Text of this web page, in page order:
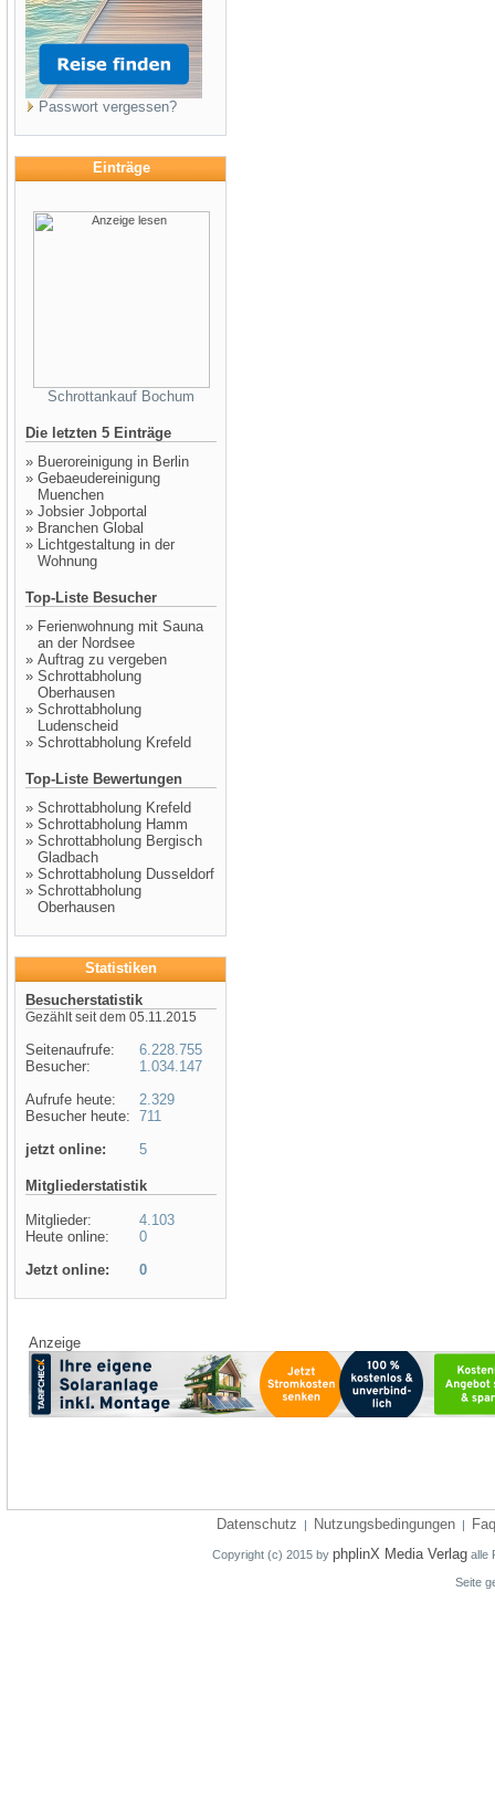
Passwort vergessen?
Einträge
Schrottankauf Bochum
Die letzten 5 Einträge
» Bueroreinigung in Berlin
» Gebaeudereinigung
Muenchen
» Jobsier Jobportal
» Branchen Global
» Lichtgestaltung in der
Wohnung
Top-Liste Besucher
» Ferienwohnung mit Sauna
an der Nordsee
» Auftrag zu vergeben
» Schrottabholung
Oberhausen
» Schrottabholung
Ludenscheid
» Schrottabholung Krefeld
Top-Liste Bewertungen
» Schrottabholung Krefeld
» Schrottabholung Hamm
» Schrottabholung Bergisch
Gladbach
» Schrottabholung Dusseldorf
» Schrottabholung
Oberhausen
Statistiken
Besucherstatistik
Gezählt seit dem 05.11.2015
Seitenaufrufe:
Besucher:
Aufrufe heute:
Besucher heute:
jetzt online:
6.228.755
1.034.147
2.329
711
5
Mitgliederstatistik
Mitglieder:
Heute online:
4.103
0
Jetzt online:
0
Anzeige
Datenschutz | Nutzungsbedingungen | Faq
Copyright (c) 2015 by phplinX Media Verlag alle
Seite